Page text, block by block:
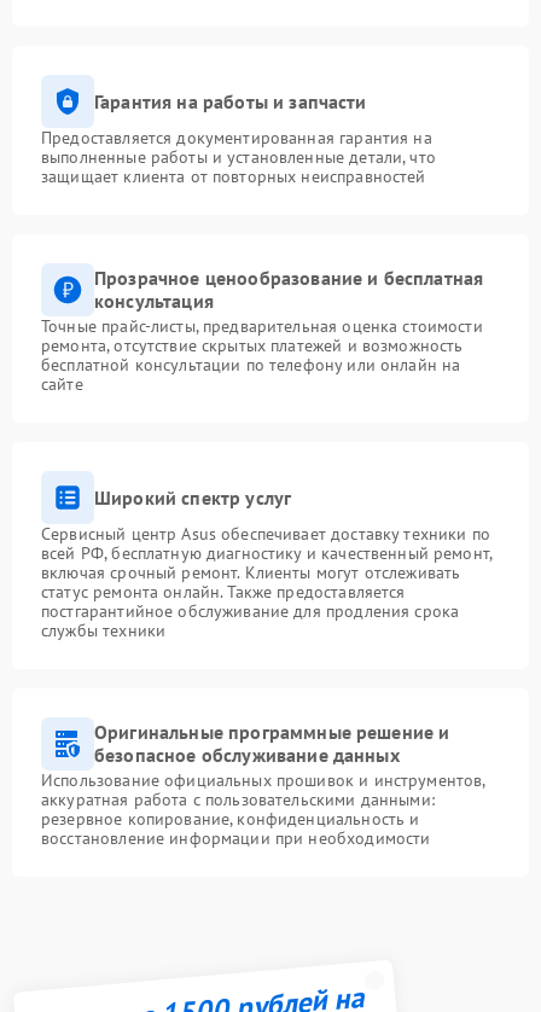
Гарантия на работы и запчасти
Предоставляется документированная гарантия на
выполненные работы и установленные детали, что
защищает клиента от повторных неисправностей
Прозрачное ценообразование и бесплатная
консультация
Точные прайс-листы, предварительная оценка стоимости
ремонта, отсутствие скрытых платежей и возможность
бесплатной консультации по телефону или онлайн на
сайте
Широкий спектр услуг
Сервисный центр Asus обеспечивает доставку техники по
всей РФ, бесплатную диагностику и качественный ремонт,
включая срочный ремонт. Клиенты могут отслеживать
статус ремонта онлайн. Также предоставляется
постгарантийное обслуживание для продления срока
службы техники
Оригинальные программные решение и
безопасное обслуживание данных
Использование официальных прошивок и инструментов,
аккуратная работа с пользовательскими данными:
резервное копирование, конфиденциальность и
восстановление информации при необходимости